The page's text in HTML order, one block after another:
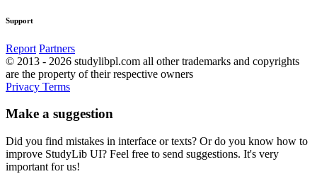
Support
Report Partners
© 2013 - 2026 studylibpl.com all other trademarks and copyrights
are the property of their respective owners
Privacy Terms
Make a suggestion
Did you find mistakes in interface or texts? Or do you know how to
improve StudyLib UI? Feel free to send suggestions. It's very
important for us!